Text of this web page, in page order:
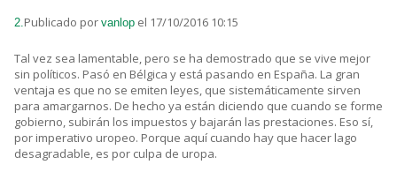
2.Publicado por vanlop el 17/10/2016 10:15
Tal vez sea lamentable, pero se ha demostrado que se vive mejor
sin políticos. Pasó en Bélgica y está pasando en España. La gran
ventaja es que no se emiten leyes, que sistemáticamente sirven
para amargarnos. De hecho ya están diciendo que cuando se forme
gobierno, subirán los impuestos y bajarán las prestaciones. Eso sí,
por imperativo uropeo. Porque aquí cuando hay que hacer lago
desagradable, es por culpa de uropa.